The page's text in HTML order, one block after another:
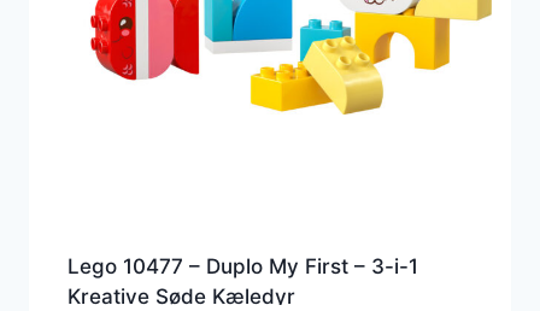
Lego 10477 – Duplo My First – 3-i-1
Kreative Søde Kæledyr